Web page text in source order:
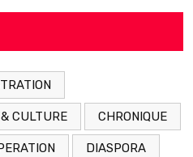
CULTURE CHRONIQUE
DIASPORA